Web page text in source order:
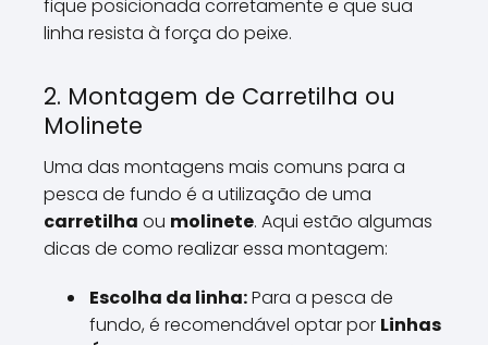
fique posicionada corretamente e que sua
linha resista à força do peixe.
2. Montagem de Carretilha ou
Molinete
Uma das montagens mais comuns para a
pesca de fundo é a utilização de uma
carretilha ou molinete. Aqui estão algumas
dicas de como realizar essa montagem:
Escolha da linha:Para a pesca de
fundo, é recomendável optar por Linhas